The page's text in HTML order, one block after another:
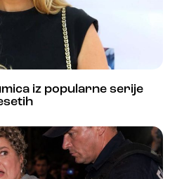
iz popularne serije